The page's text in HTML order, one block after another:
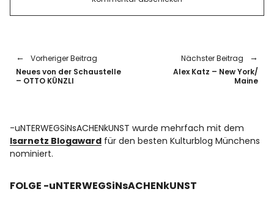
Vorheriger Beitrag
Neues von der Schaustelle
– OTTO KÜNZLI
Nächster Beitrag
Alex Katz – New York/
Maine
-uNTERWEGSiNsACHENkUNST wurde mehrfach mit dem
Isarnetz Blogaward für den besten Kulturblog Münchens
nominiert.
FOLGE -uNTERWEGSiNsACHENkUNST